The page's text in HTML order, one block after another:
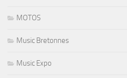
MOTOS
Music Bretonnes
Music Expo